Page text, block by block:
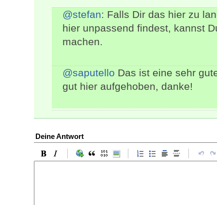
@stefan: Falls Dir das hier zu
hier unpassend findest, kannst
machen.
@saputello Das ist eine sehr
gut hier aufgehoben, danke!
Deine Antwort